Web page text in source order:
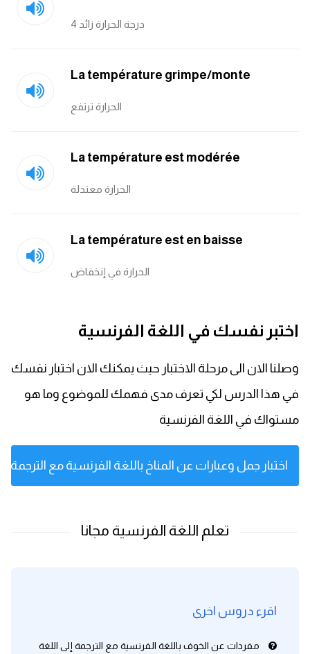
درجة الحرارة زائد 4
La température grimpe/monte
الحرارة ترتفع
La température est modérée
الحرارة معتدلة
La température est en baisse
الحرارة في إنخفاض
اختبر نفسك في اللغة الفرنسية
وصلنا الان الى مرحلة الاختبار حيث يمكنك الان اختبار نفسك
في هذا الدرس لكي تعرف مدى فهمك للموضوع وما هو
مستواك في اللغة الفرنسية
اختبار جمل وعبارات عن المناخ باللغة الفرنسية مع الترجمة
اقرء دروس اخرى
مفردات عن الخوف باللغة الفرنسية مع الترجمة إلى اللغة